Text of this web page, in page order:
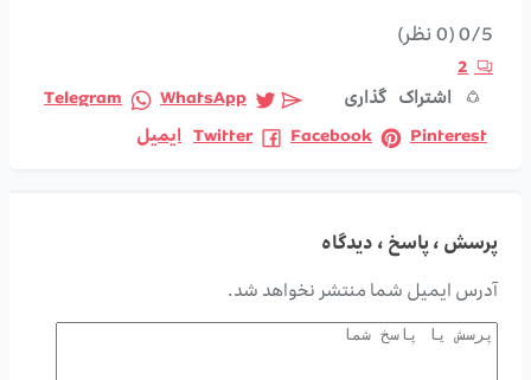
0/5(0 نظر)
2
اشتراک گذاری
Telegram
WhatsApp
Twitter
Facebook Pinterest ایمیل
پرسش ، پاسخ ، دیدگاه
آدرس ایمیل شما منتشر نخواهد شد.